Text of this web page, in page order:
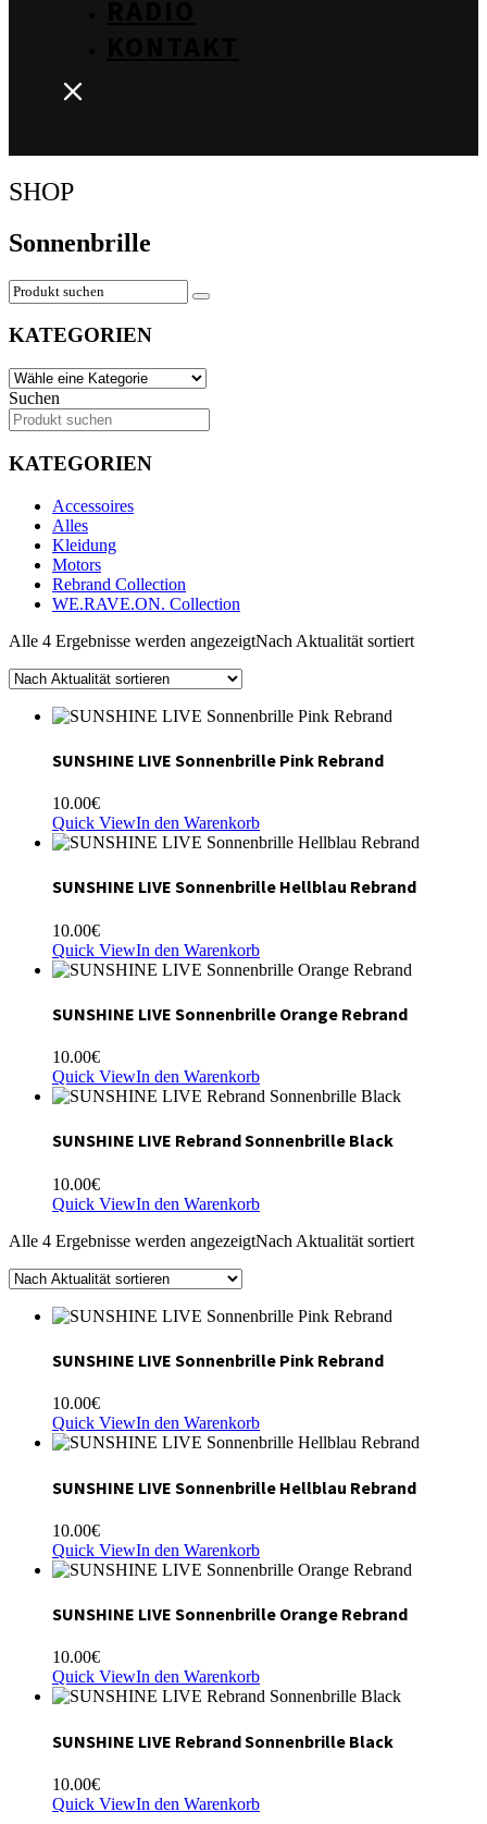
SHOP
Sonnenbrille
KATEGORIEN
Suchen
KATEGORIEN
Accessoires
Alles
Kleidung
Motors
Rebrand Collection
WE.RAVE.ON. Collection
Alle 4 Ergebnisse werden angezeigtNach Aktualität sortiert
SUNSHINE LIVE Sonnenbrille Pink Rebrand
10.00€
Quick ViewIn den Warenkorb
SUNSHINE LIVE Sonnenbrille Hellblau Rebrand
10.00€
Quick ViewIn den Warenkorb
SUNSHINE LIVE Sonnenbrille Orange Rebrand
10.00€
Quick ViewIn den Warenkorb
SUNSHINE LIVE Rebrand Sonnenbrille Black
10.00€
Quick ViewIn den Warenkorb
Alle 4 Ergebnisse werden angezeigtNach Aktualität sortiert
SUNSHINE LIVE Sonnenbrille Pink Rebrand
10.00€
Quick ViewIn den Warenkorb
SUNSHINE LIVE Sonnenbrille Hellblau Rebrand
10.00€
Quick ViewIn den Warenkorb
SUNSHINE LIVE Sonnenbrille Orange Rebrand
10.00€
Quick ViewIn den Warenkorb
SUNSHINE LIVE Rebrand Sonnenbrille Black
10.00€
Quick ViewIn den Warenkorb